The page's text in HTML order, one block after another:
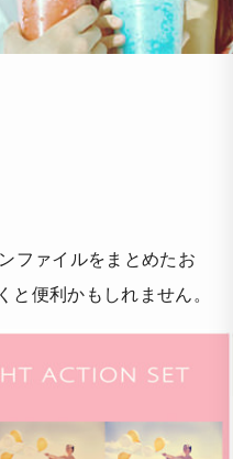
ファイルをまとめたお
便利かもしれません。